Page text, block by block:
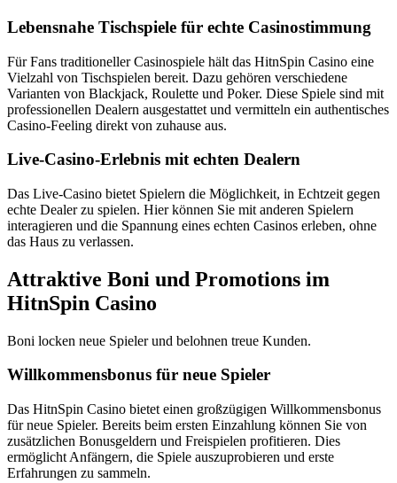
Lebensnahe Tischspiele für echte Casinostimmung
Für Fans traditioneller Casinospiele hält das HitnSpin Casino eine
Vielzahl von Tischspielen bereit. Dazu gehören verschiedene
Varianten von Blackjack, Roulette und Poker. Diese Spiele sind mit
professionellen Dealern ausgestattet und vermitteln ein authentisches
Casino-Feeling direkt von zuhause aus.
Live-Casino-Erlebnis mit echten Dealern
Das Live-Casino bietet Spielern die Möglichkeit, in Echtzeit gegen
echte Dealer zu spielen. Hier können Sie mit anderen Spielern
interagieren und die Spannung eines echten Casinos erleben, ohne
das Haus zu verlassen.
Attraktive Boni und Promotions im
HitnSpin Casino
Boni locken neue Spieler und belohnen treue Kunden.
Willkommensbonus für neue Spieler
Das HitnSpin Casino bietet einen großzügigen Willkommensbonus
für neue Spieler. Bereits beim ersten Einzahlung können Sie von
zusätzlichen Bonusgeldern und Freispielen profitieren. Dies
ermöglicht Anfängern, die Spiele auszuprobieren und erste
Erfahrungen zu sammeln.